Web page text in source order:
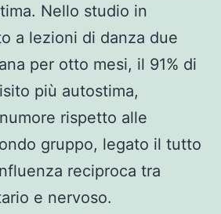
Nello studio in
a lezioni di danza due
per otto mesi, il 91% di
più autostima,
rispetto alle
gruppo, legato il tutto
reciproca tra
e nervoso.